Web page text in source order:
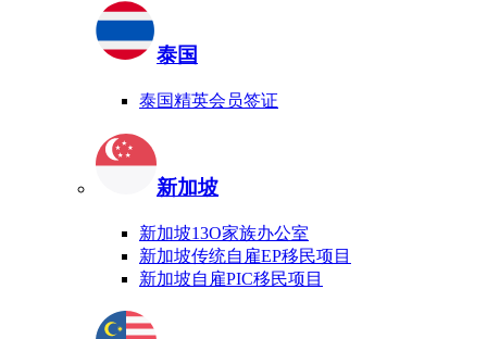
泰国
泰国精英会员签证
新加坡
新加坡13O家族办公室
新加坡传统自雇EP移民项目
新加坡自雇PIC移民项目